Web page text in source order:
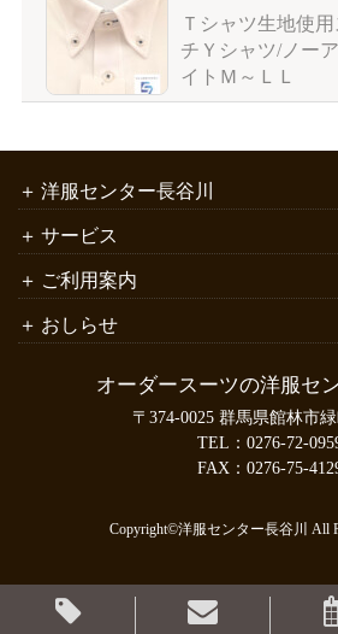
Ｔシャツ生地使
チＹシャツ/ノー
イトＭ～ＬＬ
洋服センター長谷川
サービス
ご利用案内
おしらせ
オーダースーツの洋服セ
〒374-0025 群馬県館林市
TEL： 0276-72-
FAX：0276-75-
Copyright©洋服センター長谷川 All